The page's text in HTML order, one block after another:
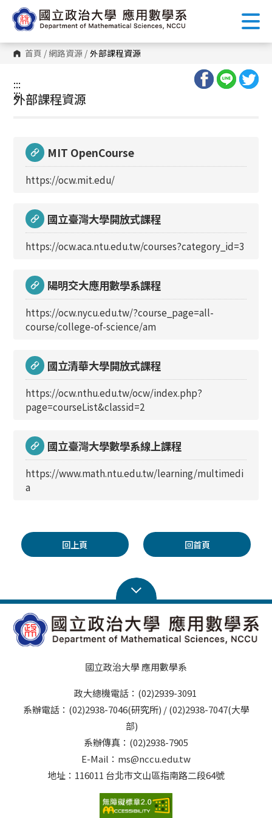
到
主
內
容 首頁 / 網路資源 / 外部課程資源
:::
:::
外部課程資源
MIT OpenCourse
https://ocw.mit.edu/
國立臺灣大學開放式課程
https://ocw.aca.ntu.edu.tw/courses?category_id=3
陽明交大應用數學系課程
https://ocw.nycu.edu.tw/?course_page=all-
course/college-of-science/am
國立清華大學開放式課程
https://ocw.nthu.edu.tw/ocw/index.php?
page=courseList&classid=2
國立臺灣大學數學系線上課程
https://www.math.ntu.edu.tw/learning/multimedi
a
回上頁 回首頁
國立政治大學 應用數學系
政大總機電話：(02)2939-3091
系辦電話：(02)2938-7046(研究所) / (02)2938-7047(大學
部)
系辦傳真：(02)2938-7905
E-Mail：ms@nccu.edu.tw
地址：116011 台北市文山區指南路二段64號